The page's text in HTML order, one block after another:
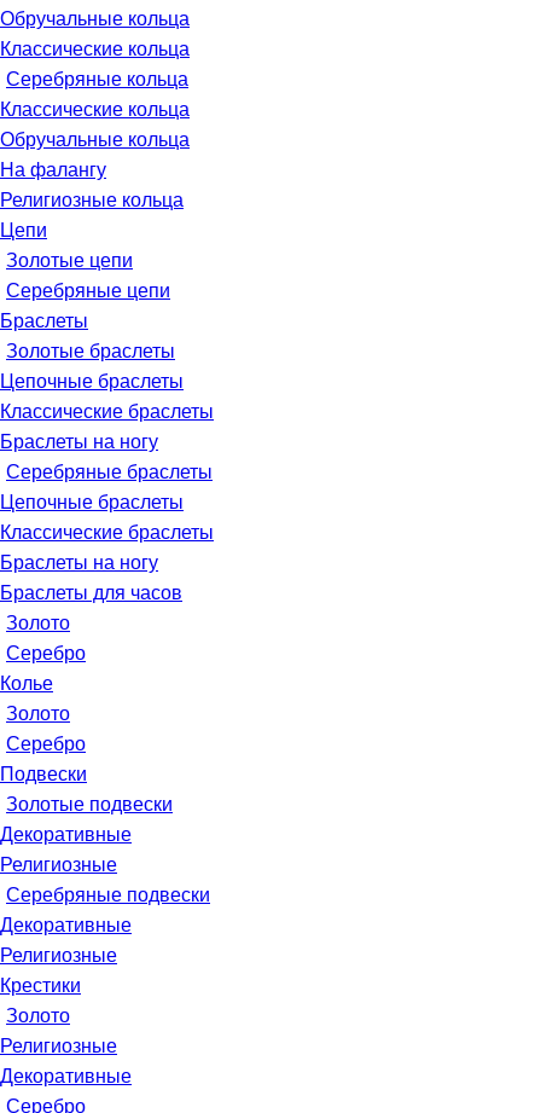
Обручальные кольца
Классические кольца
Серебряные кольца
Классические кольца
Обручальные кольца
На фалангу
Религиозные кольца
Цепи
Золотые цепи
Серебряные цепи
Браслеты
Золотые браслеты
Цепочные браслеты
Классические браслеты
Браслеты на ногу
Серебряные браслеты
Цепочные браслеты
Классические браслеты
Браслеты на ногу
Браслеты для часов
Золото
Серебро
Колье
Золото
Серебро
Подвески
Золотые подвески
Декоративные
Религиозные
Серебряные подвески
Декоративные
Религиозные
Крестики
Золото
Религиозные
Декоративные
Серебро